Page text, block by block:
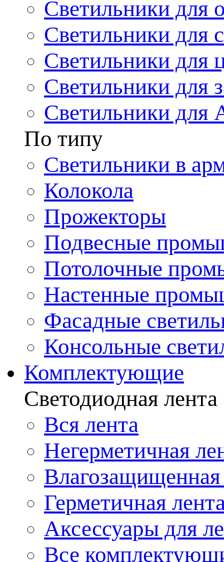
Светильники для
Светильники для
Светильники для
Светильники для
Светильники для
По типу
Светильники в
Колокола
Прожекторы
Подвесные
Потолочные
Настенные
Фасадные
Консольные
Комплектующие
Светодиодная лента
Вся лента
Негерметичная
Влагозащищенная
Герметичная
Аксессуары для
Все